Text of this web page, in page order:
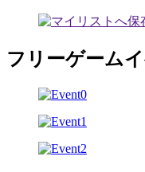
フリーゲーム